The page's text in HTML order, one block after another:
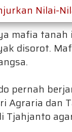
Nilai-
mafia
disorot.
pernah
Agraria dan
Tjahjanto